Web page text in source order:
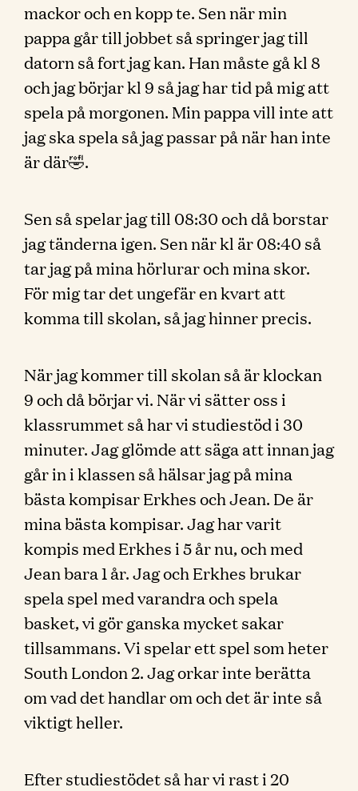
mackor och en kopp te. Sen när min
pappa går till jobbet så springer jag till
datorn så fort jag kan. Han måste gå kl 8
och jag börjar kl 9 så jag har tid på mig att
spela på morgonen. Min pappa vill inte att
jag ska spela så jag passar på när han inte
är där🤣.
Sen så spelar jag till 08:30 och då borstar
jag tänderna igen. Sen när kl är 08:40 så
tar jag på mina hörlurar och mina skor.
För mig tar det ungefär en kvart att
komma till skolan, så jag hinner precis.
När jag kommer till skolan så är klockan
9 och då börjar vi. När vi sätter oss i
klassrummet så har vi studiestöd i 30
minuter. Jag glömde att säga att innan jag
går in i klassen så hälsar jag på mina
bästa kompisar Erkhes och Jean. De är
mina bästa kompisar. Jag har varit
kompis med Erkhes i 5 år nu, och med
Jean bara 1 år. Jag och Erkhes brukar
spela spel med varandra och spela
basket, vi gör ganska mycket sakar
tillsammans. Vi spelar ett spel som heter
South London 2. Jag orkar inte berätta
om vad det handlar om och det är inte så
viktigt heller.
Efter studiestödet så har vi rast i 20